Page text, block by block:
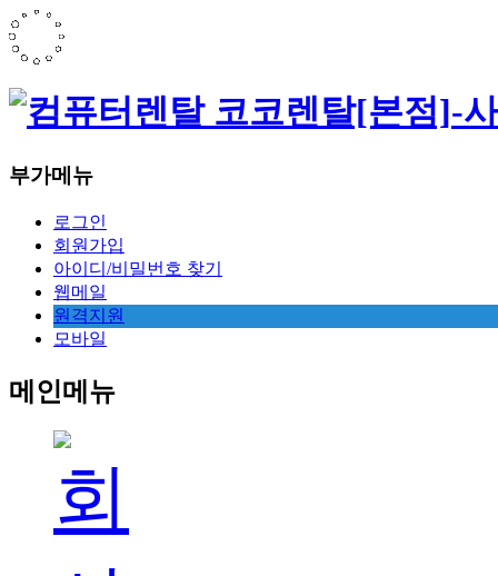
부가메뉴
로그인
회원가입
아이디/비밀번호 찾기
웹메일
원격지원
모바일
메인메뉴